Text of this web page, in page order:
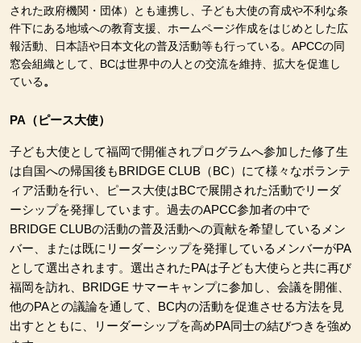
された政府機関・団体）とも連携し、子ども大使の育成や不利な条
件下にある地域への教育支援、ホームページ作成をはじめとした広
報活動、日本語や日本文化の普及活動等も行っている。APCCの同
窓会組織として、BCは世界中の人との交流を維持、拡大を促進し
ている。
PA （ピース大使）
子ども大使として福岡で開催されプログラムへ参加した修了生
は自国への帰国後もBRIDGE CLUB （BC）にて様々なボランテ
ィア活動を行い、ピース大使はBCで展開された活動でリーダ
ーシップを発揮しています。 過去のAPCC参加者の中で
BRIDGE CLUBの活動の普及活動への貢献を希望しているメン
バー、または既にリーダーシップを発揮しているメンバーがPA
として選出されます。選出されたPAは子ども大使らと共に再び
福岡を訪れ、BRIDGE サマーキャンプに参加し、会議を開催、
他のPAとの議論を通して、BC内の活動を促進させる方法を見
出すとともに、リーダーシップを高めPA同士の結びつきを強め